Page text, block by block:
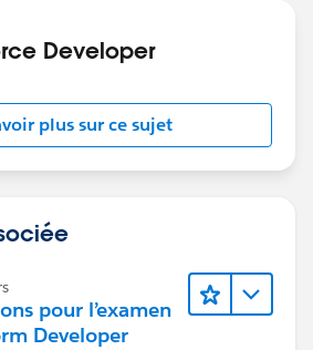
Developer
plus sur ce sujet
pour l’examen
Developer